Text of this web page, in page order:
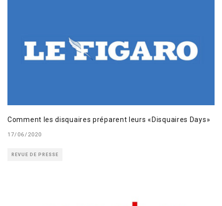
Comment les disquaires préparent leurs «Disquaires Days»
17/06/2020
REVUE DE PRESSE